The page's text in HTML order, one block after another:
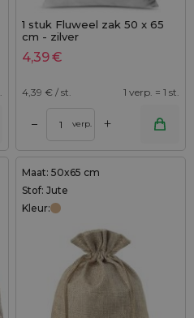
1 stuk Fluweel zak 50 x 65
cm - zilver
4,39€
4,39 € / st. 1 verp. = 1 st.
– verp. +
Maat: 50x65 cm
Stof: Jute
Kleur: